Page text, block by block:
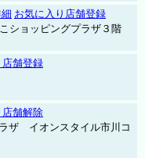
お気に入り店舗登録
ショッピングプラザ３階
店舗登録
店舗解除
ザ イオンスタイル市川コ